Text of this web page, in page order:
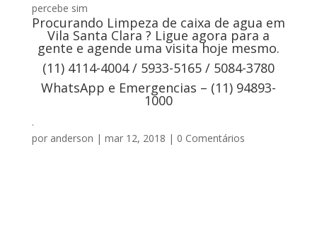
percebe sim
Procurando Limpeza de caixa de agua em
Vila Santa Clara ? Ligue agora para a
gente e agende uma visita hoje mesmo.
(11) 4114-4004 / 5933-5165 / 5084-3780
WhatsApp e Emergencias – (11) 94893-
1000
.
por anderson | mar 12, 2018 | 0 Comentários